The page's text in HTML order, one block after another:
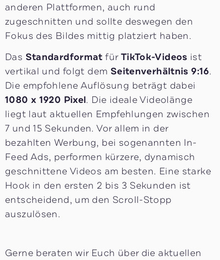
anderen Plattformen, auch rund
zugeschnitten und sollte deswegen den
Fokus des Bildes mittig platziert haben.
Das Standardformat fürTikTok-Videos ist
vertikal und folgt dem Seitenverhältnis 9:16.
Die empfohlene Auflösung beträgt dabei
1080 x 1920 Pixel. Die ideale Videolänge
liegt laut aktuellen Empfehlungen zwischen
7 und 15 Sekunden. Vor allem in der
bezahlten Werbung, bei sogenannten In-
Feed Ads, performen kürzere, dynamisch
geschnittene Videos am besten. Eine starke
Hook in den ersten 2 bis 3 Sekunden ist
entscheidend, um den Scroll-Stopp
auszulösen.
Gerne beraten wir Euch über die aktuellen